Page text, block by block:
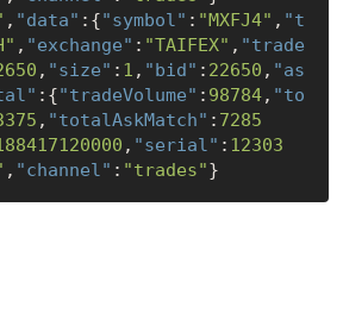
, "data" :{"symbol" : "MXFJ4" , "t
, "exchange" : "TAIFEX" , "trade
, "size" : 1 , "bid" : 22650 , "as
:{"tradeVolume" : 98784, "to
, "totalAskMatch" : 7285
, "serial" : 12303
, "channel" : "trades"